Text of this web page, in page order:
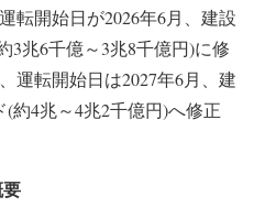
転開始日が2026年6月、建設
3兆6千億～3兆8千億円)に修
運転開始日は2027年6月、建
約4兆～4兆2千億円)へ修正